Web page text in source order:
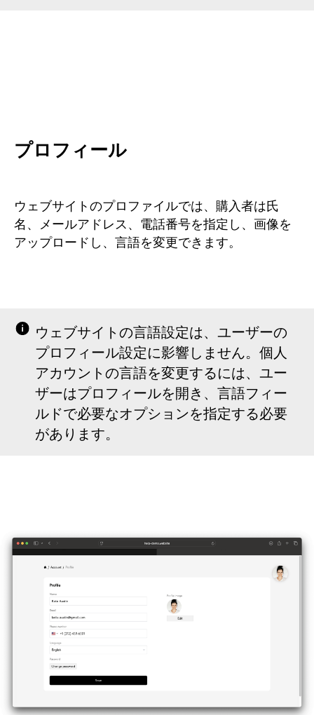
プロフィール
ウェブサイトのプロファイルでは、購入者は氏
名、メールアドレス、電話番号を指定し、画像を
アップロードし、言語を変更できます。
ウェブサイトの言語設定は、ユーザーの
プロフィール設定に影響しません。個人
アカウントの言語を変更するには、ユー
ザーはプロフィールを開き、言語フィー
ルドで必要なオプションを指定する必要
があります。